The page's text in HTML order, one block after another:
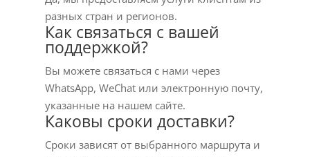
разных стран и регионов.
Как связаться с вашей
поддержкой?
Вы можете связаться с нами через
WhatsApp, WeChat или электронную почту,
указанные на нашем сайте.
Каковы сроки доставки?
Сроки зависят от выбранного маршрута и